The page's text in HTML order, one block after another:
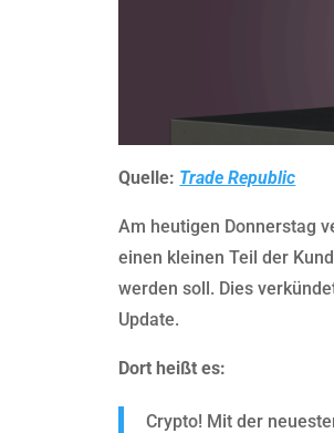
Quelle: Trade Republic
Am heutigen Donnerstag
einen kleinen Teil der
werden soll. Dies
Update.
Dort heißt es:
Crypto! Mit der